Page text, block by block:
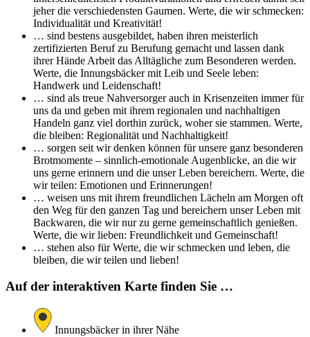
jeher die verschiedensten Gaumen. Werte, die wir schmecken:
Individualität und Kreativität!
… sind bestens ausgebildet, haben ihren meisterlich
zertifizierten Beruf zu Berufung gemacht und lassen dank
ihrer Hände Arbeit das Alltägliche zum Besonderen werden.
Werte, die Innungsbäcker mit Leib und Seele leben:
Handwerk und Leidenschaft!
… sind als treue Nahversorger auch in Krisenzeiten immer für
uns da und geben mit ihrem regionalen und nachhaltigen
Handeln ganz viel dorthin zurück, woher sie stammen. Werte,
die bleiben: Regionalität und Nachhaltigkeit!
… sorgen seit wir denken können für unsere ganz besonderen
Brotmomente – sinnlich-emotionale Augenblicke, an die wir
uns gerne erinnern und die unser Leben bereichern. Werte, die
wir teilen: Emotionen und Erinnerungen!
… weisen uns mit ihrem freundlichen Lächeln am Morgen oft
den Weg für den ganzen Tag und bereichern unser Leben mit
Backwaren, die wir nur zu gerne gemeinschaftlich genießen.
Werte, die wir lieben: Freundlichkeit und Gemeinschaft!
… stehen also für Werte, die wir schmecken und leben, die
bleiben, die wir teilen und lieben!
Auf der interaktiven Karte finden Sie …
Innungsbäcker in ihrer Nähe